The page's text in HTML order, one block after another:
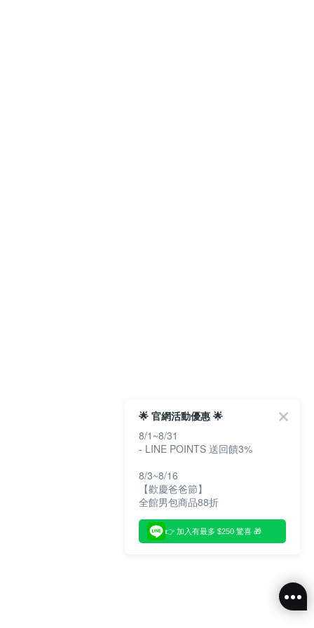
🌟 官網活動優惠 🌟
8/1~8/31
- LINE POINTS 送回饋3%
8/3~8/16
【歡慶爸爸節】
全館男包商品88折
👉 加入有最多 $250 驚喜 🎁